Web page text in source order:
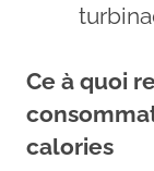
Ce à quoi
calories